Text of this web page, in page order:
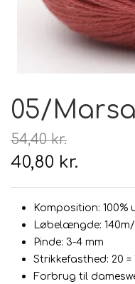
05/
54,40 kr.
40,80 kr.
Komposition: 100%
Løbelængde:
Pinde: 3-4 mm
Strikkefasthed: 20 =
Forbrug til